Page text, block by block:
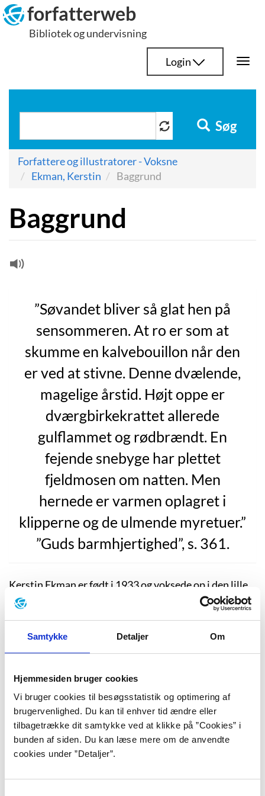
Samtykke Detaljer Om
Hjemmesiden bruger cookies
Vi bruger cookies til besøgsstatistik og optimering af
brugervenlighed. Du kan til enhver tid ændre eller
tilbagetrække dit samtykke ved at klikke på ”Cookies” i
bunden af siden. Du kan læse mere om de anvendte
cookies under ”Detaljer”.
Hop
til
indhold
forfatterweb
Bibliotek og undervisning
Login
Søg
Forfattere og illustratorer - Voksne
Ekman, Kerstin
Baggrund
Baggrund
”Søvandet bliver så glat hen på
sensommeren. At ro er som at
skumme en kalvebouillon når den
er ved at stivne. Denne dvælende,
magelige årstid. Højt oppe er
dværgbirkekrattet allerede
gulflammet og rødbrændt. En
fejende snebyge har plettet
fjeldmosen om natten. Men
hernede er varmen oplagret i
klipperne og de ulmende myretuer.”
”Guds barmhjertighed”, s. 361.
Kerstin Ekman er født i 1933 og voksede op i den lille
svenske by Katrineholm. Faren arbejdede som
værkfører og blev siden selvstændig, moren var, som
Kerstin Ekman er enebarn og var en sart og begavet
læse og regne. Hun blev student i 1952 og fil.mag. i
Årene derefter arbejdede hun med film, indtil hun i
1959 debuterede som krimiforfatter. Hun havde giftet
sig med historieforskeren Stig Ekman, men
ægteskabet holdt ikke. Som ganske ung fik hun